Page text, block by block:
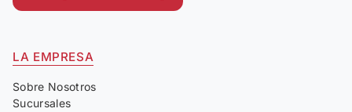
LA EMPRESA
Sobre Nosotros
Sucursales